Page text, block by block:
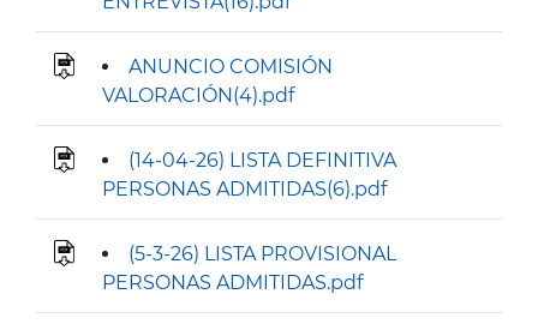
ANUNCIO COMISIÓN
VALORACIÓN(4).pdf
(14-04-26) LISTA DEFINITIVA
PERSONAS ADMITIDAS(6).pdf
(5-3-26) LISTA PROVISIONAL
PERSONAS ADMITIDAS.pdf